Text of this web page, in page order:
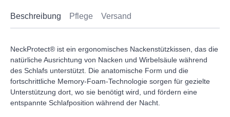
Beschreibung Pflege Versand
NeckProtect® ist ein ergonomisches Nackenstützkissen, das die
natürliche Ausrichtung von Nacken und Wirbelsäule während
des Schlafs unterstützt. Die anatomische Form und die
fortschrittliche Memory-Foam-Technologie sorgen für gezielte
Unterstützung dort, wo sie benötigt wird, und fördern eine
entspannte Schlafposition während der Nacht.